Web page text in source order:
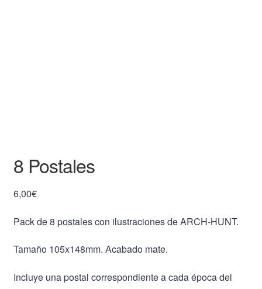
8 Postales
6,00€
Pack de 8 postales con ilustraciones de ARCH-HUNT.
Tamaño 105x148mm. Acabado mate.
Incluye una postal correspondiente a cada época del